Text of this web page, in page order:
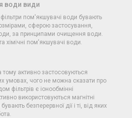
води види
пом'якшувачі води бувають
сферою застосування,
за принципами очищення води.
хімічні пом'якшувачі води.
тому активно застосовуються
умовах, чого не можна сказати про
фільтрів є іонообмінні
використовуються магнітні
безперервної дії і ті, від яких